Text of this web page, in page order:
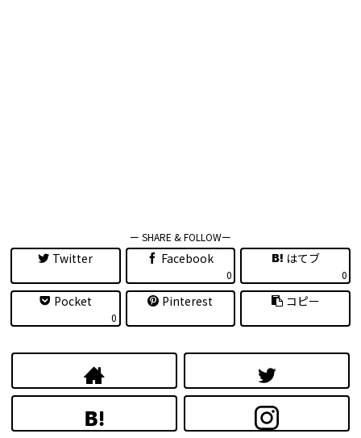
ー SHARE & FOLLOWー
Twitter Facebook
0
はてブ
0
Pocket
0
Pinterest コピー